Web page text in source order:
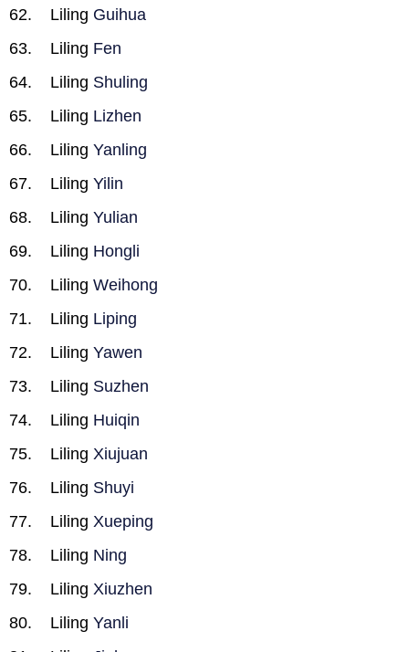
Liling Guihua
Liling Fen
Liling Shuling
Liling Lizhen
Liling Yanling
Liling Yilin
Liling Yulian
Liling Hongli
Liling Weihong
Liling Liping
Liling Yawen
Liling Suzhen
Liling Huiqin
Liling Xiujuan
Liling Shuyi
Liling Xueping
Liling Ning
Liling Xiuzhen
Liling Yanli